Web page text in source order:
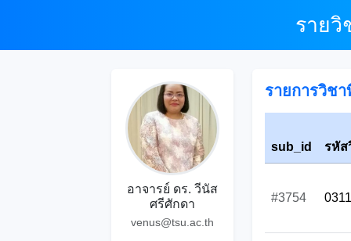
ราย
อาจารย์ ดร. วีนัส
ศรีศักดา
venus@tsu.ac.th
รายการวิช
sub_id รหัส
#3754